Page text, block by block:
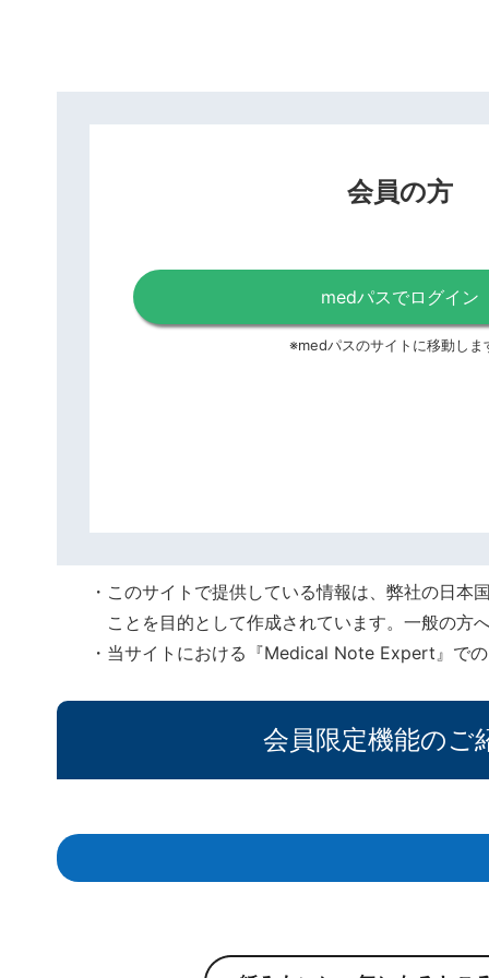
会員の方
medパスでログイン
※medパスのサイトに移動しま
このサイトで提供している情報は、弊社の日本
ことを目的として作成されています。一般の方
当サイトにおける『Medical Note Expert』で
会員限定機能のご